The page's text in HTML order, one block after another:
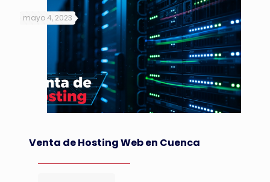
mayo 4, 2023
Venta de Hosting Web en Cuenca